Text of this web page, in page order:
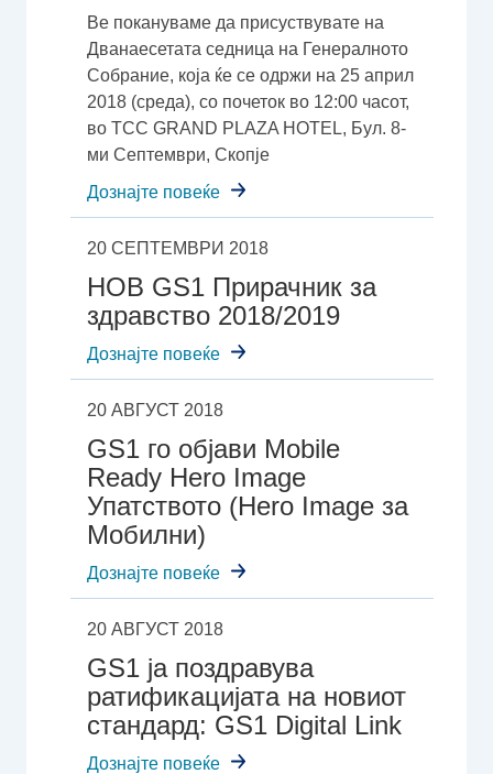
Ве покануваме да присуствувате на
Дванаесетата седница на Генералното
Собрание, која ќе се одржи на 25 април
2018 (среда), со почеток во 12:00 часот,
во TCC GRAND PLAZA HOTEL, Бул. 8-
ми Септември, Скопје
Дознајте повеќе
20 СЕПТЕМВРИ 2018
НОВ GS1 Прирачник за
здравство 2018/2019
Дознајте повеќе
20 АВГУСТ 2018
GS1 го објави Mobile
Ready Hero Image
Упатството (Hero Image за
Мобилни)
Дознајте повеќе
20 АВГУСТ 2018
GS1 ја поздравува
ратификацијата на новиот
стандард: GS1 Digital Link
Дознајте повеќе